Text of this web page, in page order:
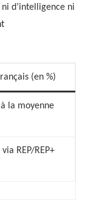
d’intelligence ni
(en %)
la moyenne
REP/REP+